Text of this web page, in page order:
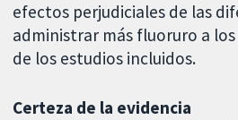
efectos perjudiciales de las
administrar más fluoruro a
de los estudios incluidos.
Certeza de la evidencia